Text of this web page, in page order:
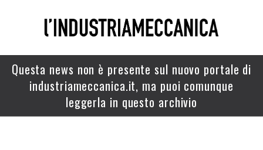
Questa news non è presente sul nuovo portale di
industriameccanica.it, ma puoi comunque
leggerla in questo archivio